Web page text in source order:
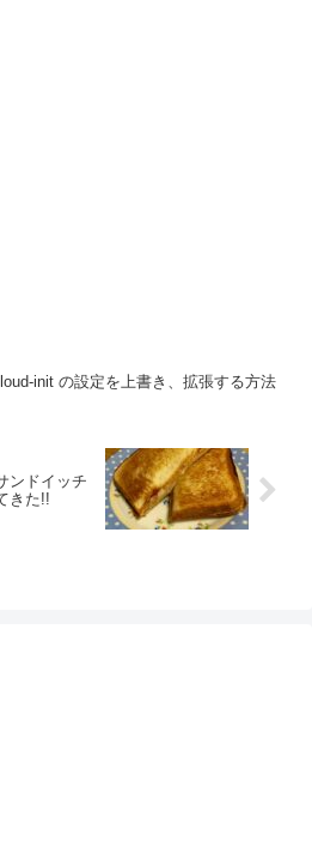
init の設定を上書き、拡張する方法
ンドイッチ
きた!!